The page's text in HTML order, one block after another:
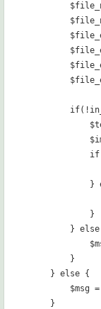
}
            }
} else
        }
    } else {
$msg =
    }